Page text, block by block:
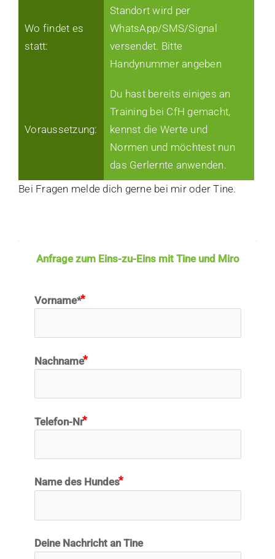
Wo findet es
statt:
Standort wird per
WhatsApp/SMS/Signal
versendet. Bitte
Handynummer angeben
Voraussetzung:
Du hast bereits einiges an
Training bei CfH gemacht,
kennst die Werte und
Normen und möchtest nun
das Gerlernte anwenden.
Bei Fragen melde dich gerne bei mir oder Tine.
Anfrage zum Eins-zu-Eins mit Tine und Miro
Vorname*
Nachname
Telefon-Nr
Name des Hundes
Deine Nachricht an Tine